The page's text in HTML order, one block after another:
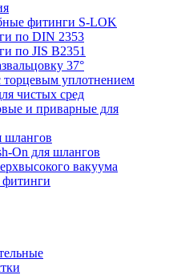
фитинги S-LOK
по DIN 2353
по JIS B2351
37°
уплотнением
чистых сред
и приварные для
шлангов
On для шлангов
вакуума